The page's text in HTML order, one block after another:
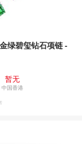
绿碧玺钻石项链 -
暂无
中国香港